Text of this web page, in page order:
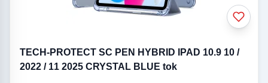
TECH-PROTECT SC PEN HYBRID IPAD 10.9 10 /
2022 / 11 2025 CRYSTAL BLUE tok